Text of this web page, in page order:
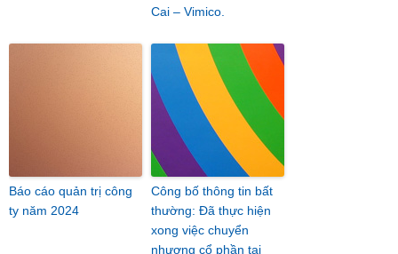
Cai – Vimico.
Báo cáo quản trị công
ty năm 2024
Công bố thông tin bất
thường: Đã thực hiện
xong việc chuyển
nhượng cổ phần tại